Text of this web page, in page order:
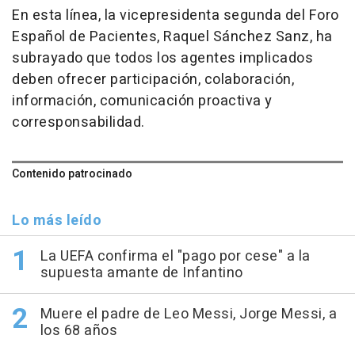
En esta línea, la vicepresidenta segunda del Foro
Español de Pacientes, Raquel Sánchez Sanz, ha
subrayado que todos los agentes implicados
deben ofrecer participación, colaboración,
información, comunicación proactiva y
corresponsabilidad.
Contenido patrocinado
Lo más leído
La UEFA confirma el "pago por cese" a la
supuesta amante de Infantino
Muere el padre de Leo Messi, Jorge Messi, a
los 68 años